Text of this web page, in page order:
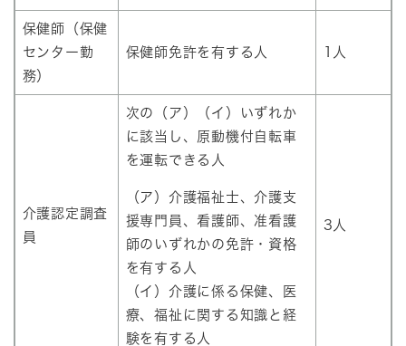
保健師（保健
センター勤
務）
保健師免許を有する人 1人
介護認定調査
員
次の（ア）（イ）いずれか
に該当し、原動機付自転車
を運転できる人
（ア）介護福祉士、介護支
援専門員、看護師、准看護
師のいずれかの免許・資格
を有する人
（イ）介護に係る保健、医
療、福祉に関する知識と経
験を有する人
3人